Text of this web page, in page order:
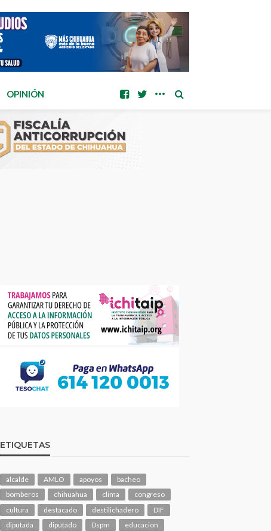
OPINIÓN
ETIQUETAS
alcalde AMLO apoyos
bacheo
bomberos
chihuahua clima
congreso
cultura
destacado destilichadero
DIF
diputada
diputado Dspm
educacion